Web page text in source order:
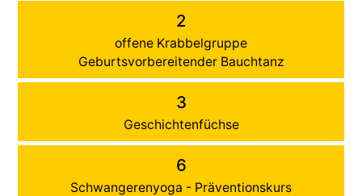
2
offene Krabbelgruppe
Geburtsvorbereitender Bauchtanz
3
Geschichtenfüchse
6
Schwangerenyoga - Präventionskurs